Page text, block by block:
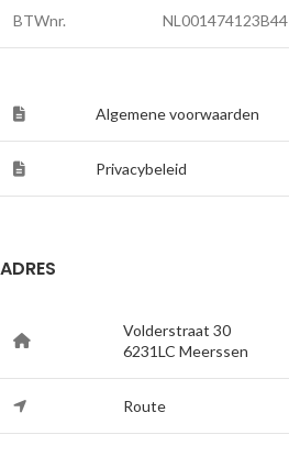
BTWnr. NL001474123B44
Algemene voorwaarden
Privacybeleid
ADRES
Volderstraat 30
6231LC Meerssen
Route